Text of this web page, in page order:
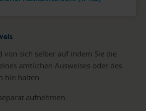
von sich selber auf indem Sie die
amtlichen Ausweises oder des
hin halten.
aufnehmen.